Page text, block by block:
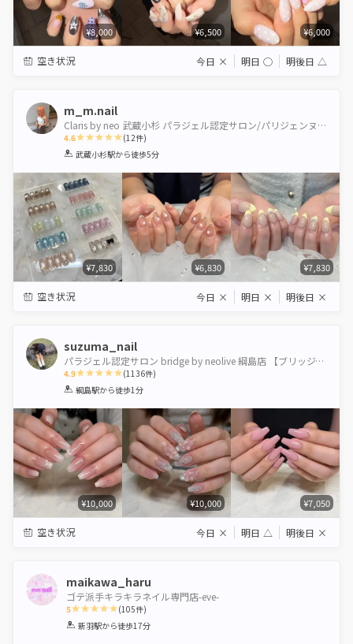
¥8,000 ¥6,500 ¥6,000
空き状況 今日 × 明日 ◯ 明後日 △
m_m.nail
Claris by neo 武蔵小杉 パラジェル認定サロン/パリジェンヌ＆healthy導入サロン
4.6
1 2 3 4 5
(12件)
武蔵小杉駅から徒歩5分
¥7,830 ¥6,830 ¥7,830
空き状況 今日 × 明日 × 明後日 ×
suzuma_nail
パラジェル認定サロン bridge by neolive 綱島店 【ブリッジバイネオリーブ】
4.9
1 2 3 4 5
(1136件)
綱島駅から徒歩1分
¥10,000 ¥10,000 ¥7,050
空き状況 今日 × 明日 △ 明後日 ×
maikawa_haru
ゴテ派手キラキラネイル専門店-eve-
5
1 2 3 4 5
(105件)
新羽駅から徒歩17分